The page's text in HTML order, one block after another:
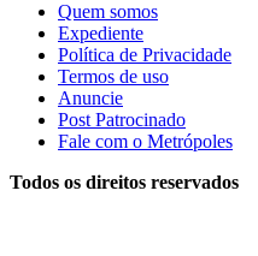
Quem somos
Expediente
Política de Privacidade
Termos de uso
Anuncie
Post Patrocinado
Fale com o Metrópoles
Todos os direitos reservados